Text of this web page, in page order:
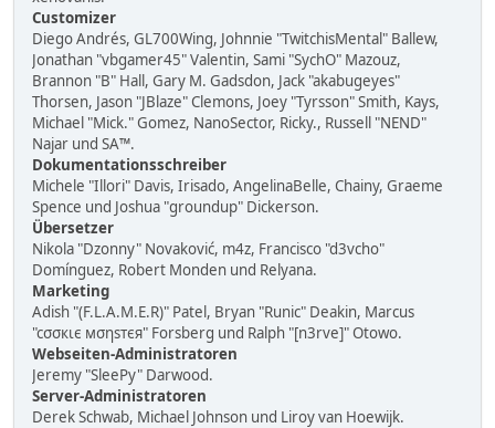
Customizer
Diego Andrés, GL700Wing, Johnnie "TwitchisMental" Ballew,
Jonathan "vbgamer45" Valentin, Sami "SychO" Mazouz,
Brannon "B" Hall, Gary M. Gadsdon, Jack "akabugeyes"
Thorsen, Jason "JBlaze" Clemons, Joey "Tyrsson" Smith, Kays,
Michael "Mick." Gomez, NanoSector, Ricky., Russell "NEND"
Najar und SA™.
Dokumentationsschreiber
Michele "Illori" Davis, Irisado, AngelinaBelle, Chainy, Graeme
Spence und Joshua "groundup" Dickerson.
Übersetzer
Nikola "Dzonny" Novaković, m4z, Francisco "d3vcho"
Domínguez, Robert Monden und Relyana.
Marketing
Adish "(F.L.A.M.E.R)" Patel, Bryan "Runic" Deakin, Marcus
"cσσкιє мσηѕтєя" Forsberg und Ralph "[n3rve]" Otowo.
Webseiten-Administratoren
Jeremy "SleePy" Darwood.
Server-Administratoren
Derek Schwab, Michael Johnson und Liroy van Hoewijk.